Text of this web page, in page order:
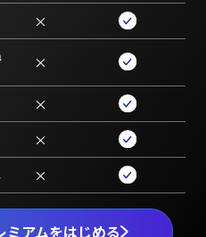
ミアムをはじめる
×
×
×
×
×